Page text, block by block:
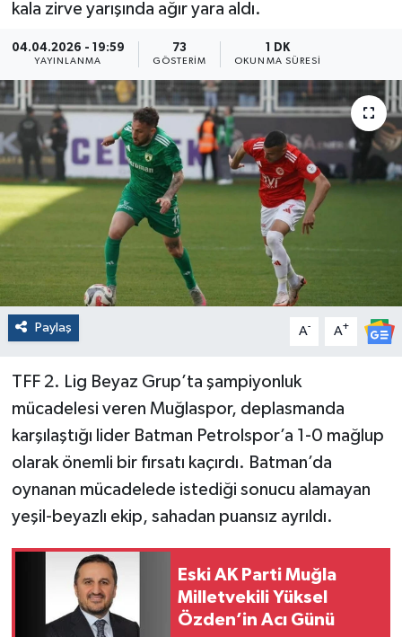
kala zirve yarışında ağır yara aldı.
04.04.2026 - 19:59
YAYINLANMA
73
GÖSTERIM
1 DK
OKUNMA SÜRESI
Paylaş A- A+
TFF 2. Lig Beyaz Grup’ta şampiyonluk
mücadelesi veren Muğlaspor, deplasmanda
karşılaştığı lider Batman Petrolspor’a 1-0 mağlup
olarak önemli bir fırsatı kaçırdı. Batman’da
oynanan mücadelede istediği sonucu alamayan
yeşil-beyazlı ekip, sahadan puansız ayrıldı.
Eski AK Parti Muğla
Milletvekili Yüksel
Özden’in Acı Günü